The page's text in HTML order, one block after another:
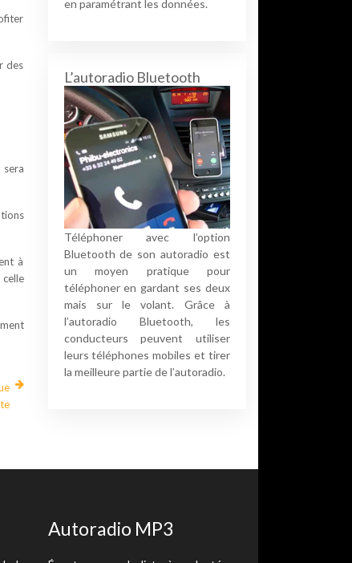
des
sera
à
celle
en paramétrant les données.
L’autoradio Bluetooth
Téléphoner avec l’option
Bluetooth de son autoradio est
un moyen pratique pour
téléphoner en gardant ses deux
mais sur le volant. Grâce à
l’autoradio Bluetooth, les
conducteurs peuvent utiliser
leurs téléphones mobiles et tirer
la meilleure partie de l’autoradio.
Autoradio MP3